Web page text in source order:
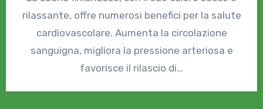
rilassante, offre numerosi benefici per la salute
cardiovascolare. Aumenta la circolazione
sanguigna, migliora la pressione arteriosa e
favorisce il rilascio di…